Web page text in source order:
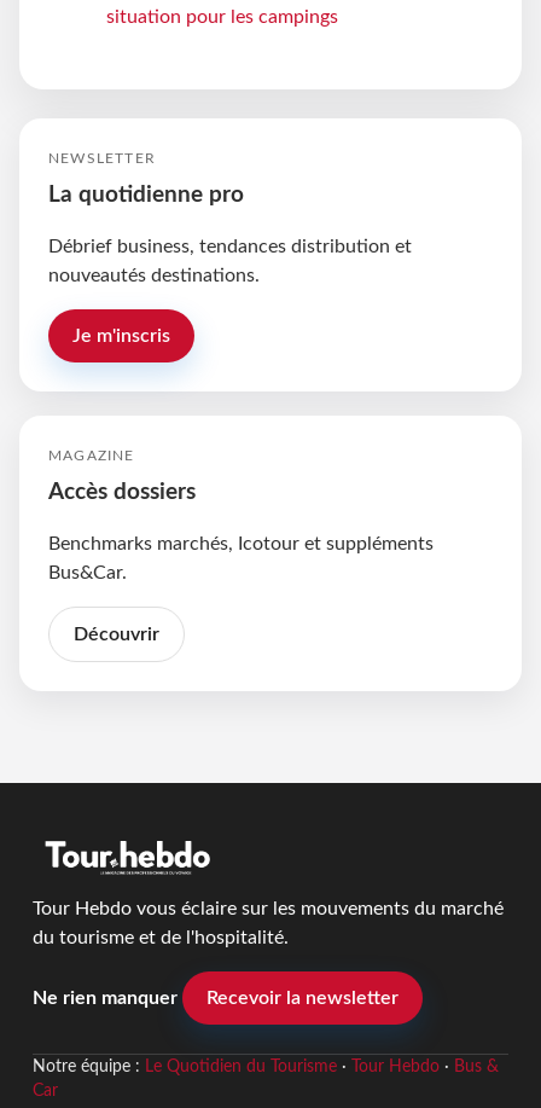
situation pour les campings
NEWSLETTER
La quotidienne pro
Débrief business, tendances distribution et
nouveautés destinations.
Je m'inscris
MAGAZINE
Accès dossiers
Benchmarks marchés, Icotour et suppléments
Bus&Car.
Découvrir
Tour Hebdo vous éclaire sur les mouvements du marché
du tourisme et de l'hospitalité.
Ne rien manquer Recevoir la newsletter
Notre équipe : Le Quotidien du Tourisme· Tour Hebdo· Bus &
Car